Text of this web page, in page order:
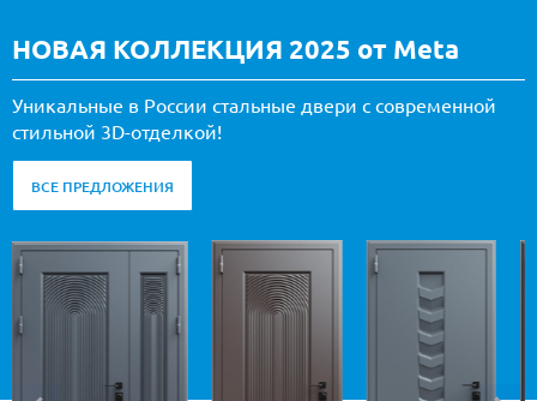
НОВАЯ КОЛЛЕКЦИЯ 2025 от Meta
Уникальные в России стальные двери с современной
стильной 3D-отделкой!
ВСЕ ПРЕДЛОЖЕНИЯ